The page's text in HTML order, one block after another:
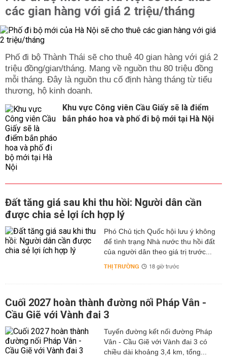
các gian hàng với giá 2 triệu/tháng
Phố đi bộ Thành Thái sẽ cho thuê 40 gian hàng với giá 2
triệu đồng/gian/tháng. Mang về nguồn thu 80 triệu đồng
mỗi tháng. Đây là nguồn thu cố định hàng tháng từ tiểu
thương, hộ kinh doanh.
Khu vực Công viên Cầu Giấy sẽ là điểm
bắn pháo hoa và phố đi bộ mới tại Hà Nội
Đất tăng giá sau khi thu hồi: Người dân cần
được chia sẻ lợi ích hợp lý
Phó Chủ tịch Quốc hội lưu ý không
để tình trạng Nhà nước thu hồi đất
của người dân theo giá trị trước...
THỊ TRƯỜNG 18 giờ trước
Cuối 2027 hoàn thành đường nối Pháp Vân -
Cầu Giẽ với Vành đai 3
Tuyến đường kết nối đường Pháp
Vân - Cầu Giẽ với Vành đai 3 có
chiều dài khoảng 3,4 km, tổng...